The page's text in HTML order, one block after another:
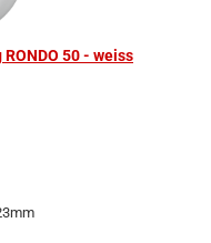
50 - weiss